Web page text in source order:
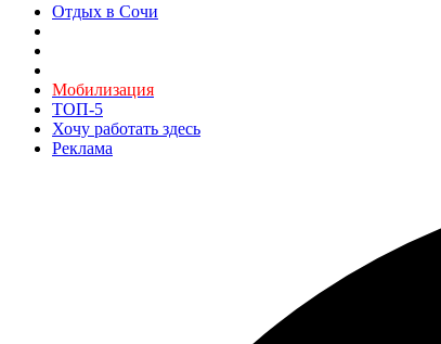
Отдых в Сочи
Мобилизация
ТОП-5
Хочу работать здесь
Реклама